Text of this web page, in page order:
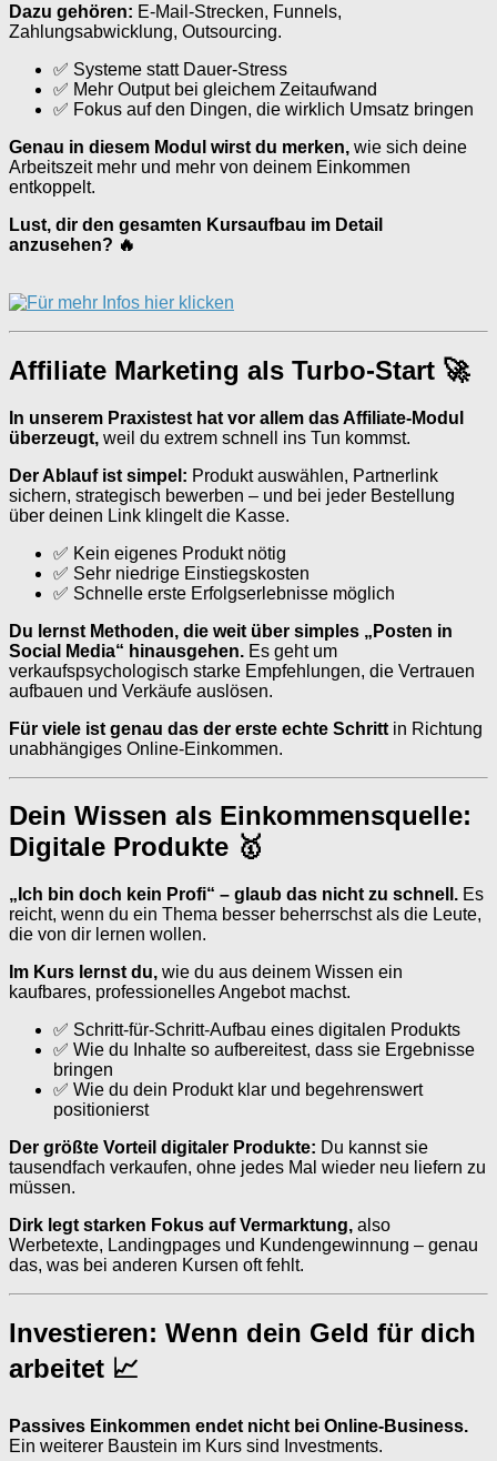
Dazu gehören: E-Mail-Strecken, Funnels,
Zahlungsabwicklung, Outsourcing.
✅ Systeme statt Dauer-Stress
✅ Mehr Output bei gleichem Zeitaufwand
✅ Fokus auf den Dingen, die wirklich Umsatz bringen
Genau in diesem Modul wirst du merken, wie sich deine
Arbeitszeit mehr und mehr von deinem Einkommen
entkoppelt.
Lust, dir den gesamten Kursaufbau im Detail
anzusehen? 🔥
Affiliate Marketing als Turbo-Start 🚀
In unserem Praxistest hat vor allem das Affiliate-Modul
überzeugt, weil du extrem schnell ins Tun kommst.
Der Ablauf ist simpel: Produkt auswählen, Partnerlink
sichern, strategisch bewerben – und bei jeder Bestellung
über deinen Link klingelt die Kasse.
✅ Kein eigenes Produkt nötig
✅ Sehr niedrige Einstiegskosten
✅ Schnelle erste Erfolgserlebnisse möglich
Du lernst Methoden, die weit über simples „Posten in
Social Media“ hinausgehen. Es geht um
verkaufspsychologisch starke Empfehlungen, die Vertrauen
aufbauen und Verkäufe auslösen.
Für viele ist genau das der erste echte Schritt in Richtung
unabhängiges Online-Einkommen.
Dein Wissen als Einkommensquelle:
Digitale Produkte 🥇
„Ich bin doch kein Profi“ – glaub das nicht zu schnell. Es
reicht, wenn du ein Thema besser beherrschst als die Leute,
die von dir lernen wollen.
Im Kurs lernst du, wie du aus deinem Wissen ein
kaufbares, professionelles Angebot machst.
✅ Schritt-für-Schritt-Aufbau eines digitalen Produkts
✅ Wie du Inhalte so aufbereitest, dass sie Ergebnisse
bringen
✅ Wie du dein Produkt klar und begehrenswert
positionierst
Der größte Vorteil digitaler Produkte: Du kannst sie
tausendfach verkaufen, ohne jedes Mal wieder neu liefern zu
müssen.
Dirk legt starken Fokus auf Vermarktung, also
Werbetexte, Landingpages und Kundengewinnung – genau
das, was bei anderen Kursen oft fehlt.
Investieren: Wenn dein Geld für dich
arbeitet 📈
Passives Einkommen endet nicht bei Online-Business.
Ein weiterer Baustein im Kurs sind Investments.